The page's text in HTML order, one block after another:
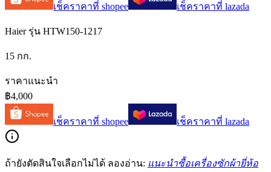
เช็คราคาที่ shopee เช็คราคาที่ lazada
Haier รุ่น HTW150-1217
15 กก.
ราคาแนะนำ
฿4,000
เช็คราคาที่ shopee เช็คราคาที่ lazada
ถ้ายังตัดสินใจเลือกไม่ได้ ลองอ่าน: แนะนำซื้อเครื่องซักผ้ายี่ห้อ